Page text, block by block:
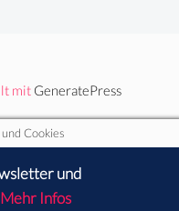
mit GeneratePress
Cookies
und
Mehr Infos